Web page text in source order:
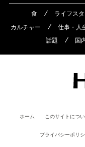
食 ライフス
カルチャー
仕事・人
話題
国
ホーム このサイトにつ
プライバシーポリ